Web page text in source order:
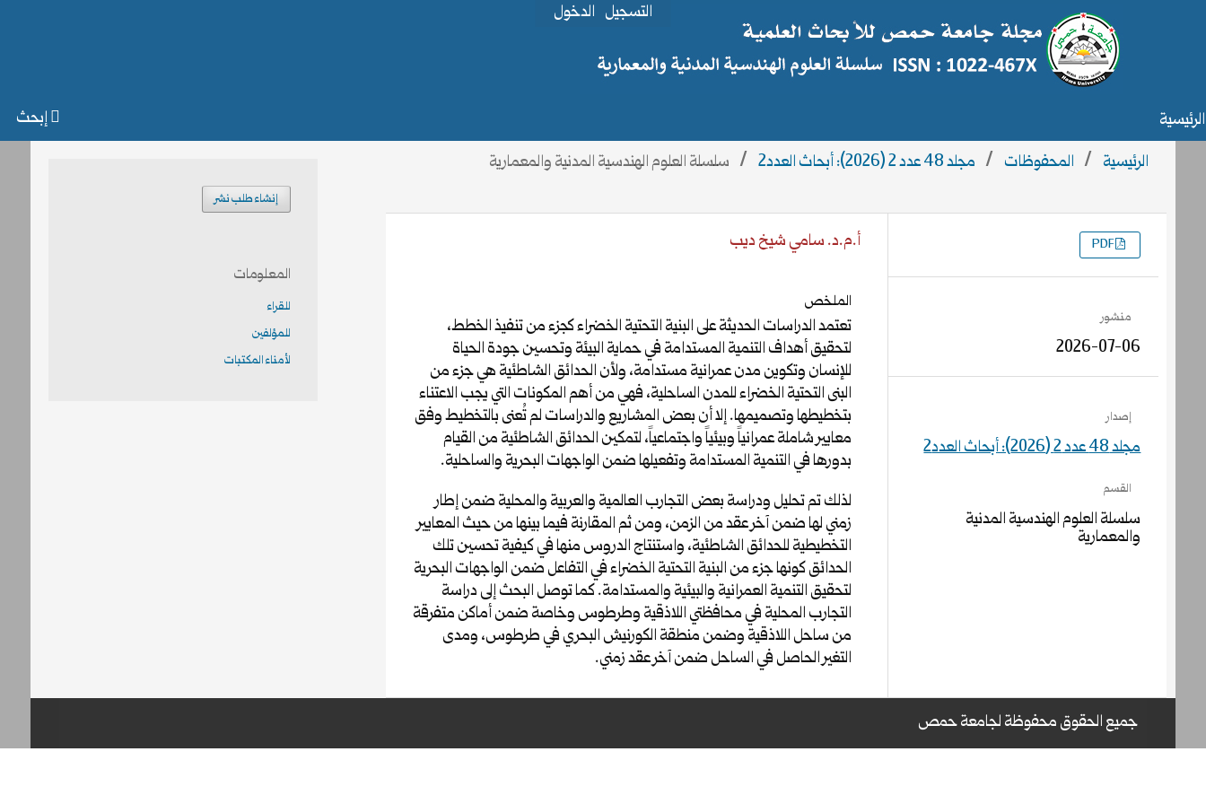
الرئيسية إبحث
التسجيل الدخول
الرئيسية / المحفوظات / مجلد 48 عدد 2 (2026): أبحاث العدد2 / سلسلة العلوم الهندسية المدنية والمعمارية
أ.م.د. سامي شيخ ديب
الملخص
تعتمد الدراسات الحديثة على البنية التحتية الخضراء كجزء من تنفيذ الخطط،
لتحقيق أهداف التنمية المستدامة في حماية البيئة وتحسين جودة الحياة
للإنسان وتكوين مدن عمرانية مستدامة، ولأن الحدائق الشاطئية هي جزء من
البنى التحتية الخضراء للمدن الساحلية، فهي من أهم المكونات التي يجب الاعتناء
بتخطيطها وتصميمها. إلا أن بعض المشاريع والدراسات لم تُعنى بالتخطيط وفق
معايير شاملة عمرانياً وبيئياً واجتماعياً، لتمكين الحدائق الشاطئية من القيام
بدورها في التنمية المستدامة وتفعيلها ضمن الواجهات البحرية والساحلية.
لذلك تم تحليل ودراسة بعض التجارب العالمية والعربية والمحلية ضمن إطار
زمني لها ضمن آخر عقد من الزمن، ومن ثم المقارنة فيما بينها من حيث المعايير
التخطيطية للحدائق الشاطئية، واستنتاج الدروس منها في كيفية تحسين تلك
الحدائق كونها جزء من البنية التحتية الخضراء في التفاعل ضمن الواجهات البحرية
لتحقيق التنمية العمرانية والبيئية والمستدامة. كما توصل البحث إلى دراسة
التجارب المحلية في محافظتي اللاذقية وطرطوس وخاصة ضمن أماكن متفرقة
من ساحل اللاذقية وضمن منطقة الكورنيش البحري في طرطوس، ومدى
التغير الحاصل في الساحل ضمن آخر عقد زمني.
التنزيلات
PDF
منشور
2026-07-06
إصدار
مجلد 48 عدد 2 (2026): أبحاث العدد2
القسم
سلسلة العلوم الهندسية المدنية
والمعمارية
إنشاء طلب نشر
المعلومات
للقراء
للمؤلفين
لأمناء المكتبات
جميع الحقوق محفوظة لجامعة حمص